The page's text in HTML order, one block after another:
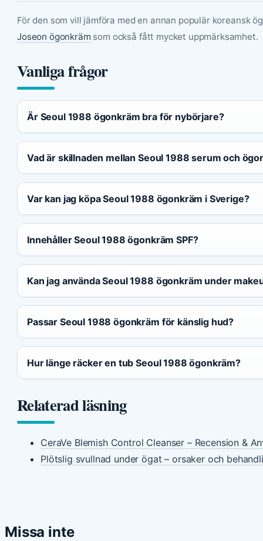
För den som vill jämföra med en annan populär koreansk
Joseon ögonkräm som också fått mycket uppmärksamhet.
Vanliga frågor
Är Seoul 1988 ögonkräm bra för nybörjare?
Vad är skillnaden mellan Seoul 1988 serum och
Var kan jag köpa Seoul 1988 ögonkräm i Sverige?
Innehåller Seoul 1988 ögonkräm SPF?
Kan jag använda Seoul 1988 ögonkräm under
Passar Seoul 1988 ögonkräm för känslig hud?
Hur länge räcker en tub Seoul 1988 ögonkräm?
Relaterad läsning
CeraVe Blemish Control Cleanser – Recension &
Plötslig svullnad under ögat – orsaker och
Missa inte